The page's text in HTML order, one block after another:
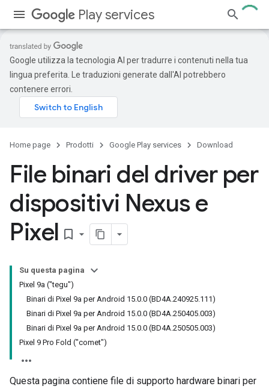
Play services
Google utilizza la tecnologia AI per tradurre i contenuti nella tua
lingua preferita. Le traduzioni generate dall'AI potrebbero
contenere errori.
Home page Prodotti Google Play services Download
File binari del driver per
dispositivi Nexus e
Pixel bookmark_border
Su questa pagina
Pixel 9a ("tegu")
Binari di Pixel 9a per Android 15.0.0 (BD4A.240925.111)
Binari di Pixel 9a per Android 15.0.0 (BD4A.250405.003)
Binari di Pixel 9a per Android 15.0.0 (BD4A.250505.003)
Pixel 9 Pro Fold ("comet")
Questa pagina contiene file di supporto hardware binari per